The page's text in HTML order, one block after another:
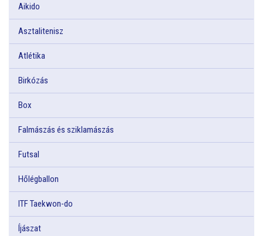
Aikido
Asztalitenisz
Atlétika
Birkózás
Box
Falmászás és sziklamászás
Futsal
Hőlégballon
ITF Taekwon-do
Íjászat